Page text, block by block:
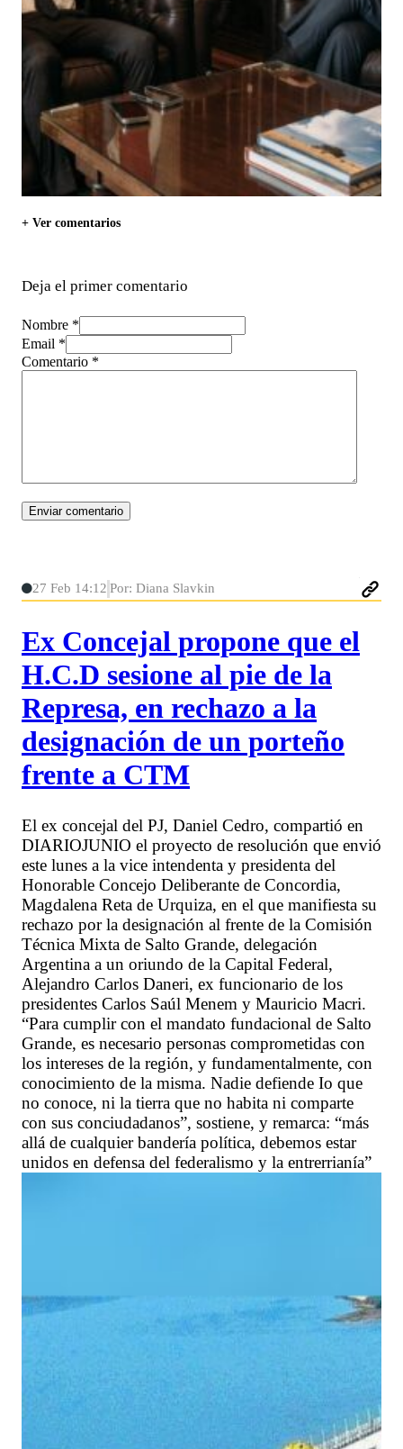
+ Ver comentarios
Deja el primer comentario
Nombre *
Email *
Comentario *
27 Feb 14:12 Por: Diana Slavkin
Ex Concejal propone que el
H.C.D sesione al pie de la
Represa, en rechazo a la
designación de un porteño
frente a CTM
El ex concejal del PJ, Daniel Cedro, compartió en
DIARIOJUNIO el proyecto de resolución que envió
este lunes a la vice intendenta y presidenta del
Honorable Concejo Deliberante de Concordia,
Magdalena Reta de Urquiza, en el que manifiesta su
rechazo por la designación al frente de la Comisión
Técnica Mixta de Salto Grande, delegación
Argentina a un oriundo de la Capital Federal,
Alejandro Carlos Daneri, ex funcionario de los
presidentes Carlos Saúl Menem y Mauricio Macri.
“Para cumplir con el mandato fundacional de Salto
Grande, es necesario personas comprometidas con
los intereses de la región, y fundamentalmente, con
conocimiento de la misma. Nadie defiende Io que
no conoce, ni la tierra que no habita ni comparte
con sus conciudadanos”, sostiene, y remarca: “más
allá de cualquier bandería política, debemos estar
unidos en defensa del federalismo y la entrerrianía”